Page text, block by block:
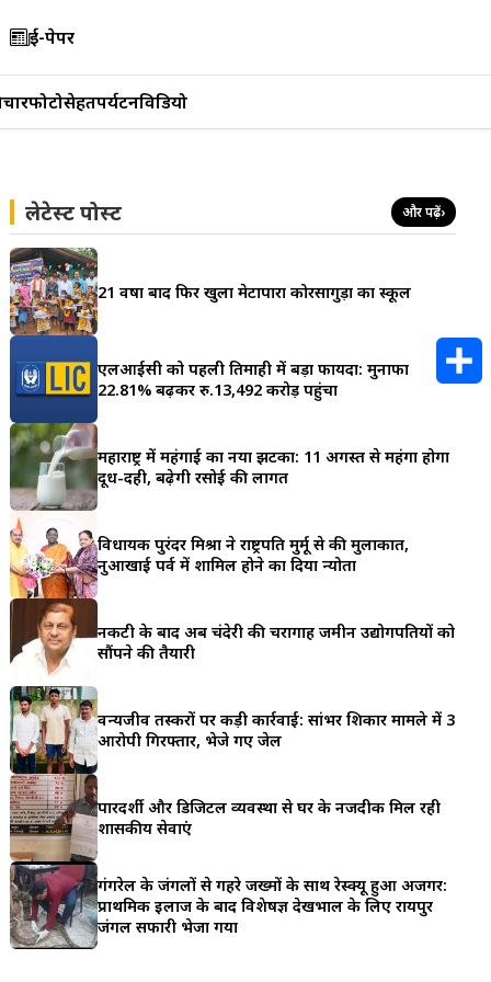
ई-पेपर
फोटोसेहतपर्यटनविडियो
लेटेस्ट पोस्ट और पढ़ें›
21 वर्षों बाद फिर खुला मेटापारा कोरसागुड़ा का स्कूल
एलआईसी को पहली तिमाही में बड़ा फायदा: मुनाफा
22.81% बढ़कर रु.13,492 करोड़ पहुंचा
महाराष्ट्र में महंगाई का नया झटका: 11 अगस्त से महंगा होगा
दूध-दही, बढ़ेगी रसोई की लागत
विधायक पुरंदर मिश्रा ने राष्ट्रपति मुर्मू से की मुलाकात,
नुआखाई पर्व में शामिल होने का दिया न्योता
नकटी के बाद अब चंदेरी की चरागाह जमीन उद्योगपतियों को
सौंपने की तैयारी
वन्यजीव तस्करों पर कड़ी कार्रवाई: सांभर शिकार मामले में 3
आरोपी गिरफ्तार, भेजे गए जेल
पारदर्शी और डिजिटल व्यवस्था से घर के नजदीक मिल रही
शासकीय सेवाएं
गंगरेल के जंगलों से गहरे जख्मों के साथ रेस्क्यू हुआ अजगर:
प्राथमिक इलाज के बाद विशेषज्ञ देखभाल के लिए रायपुर
जंगल सफारी भेजा गया
h